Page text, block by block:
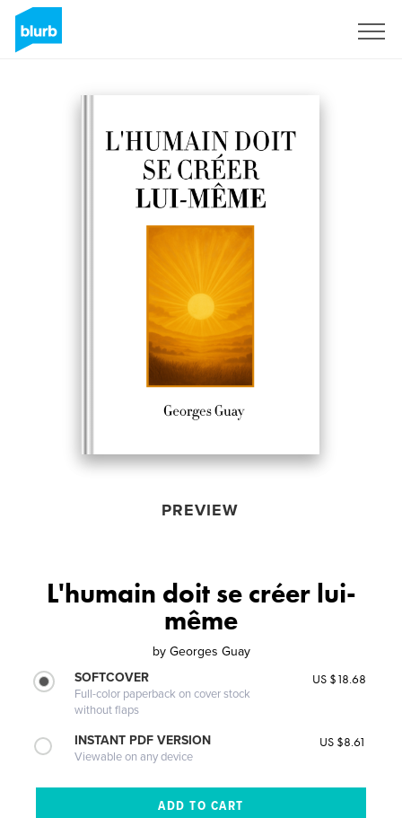
PREVIEW
L'humain doit se créer lui-
même
by Georges Guay
SOFTCOVER
Full-color paperback on cover stock
without flaps
US $18.68
INSTANT PDF VERSION
Viewable on any device
US $8.61